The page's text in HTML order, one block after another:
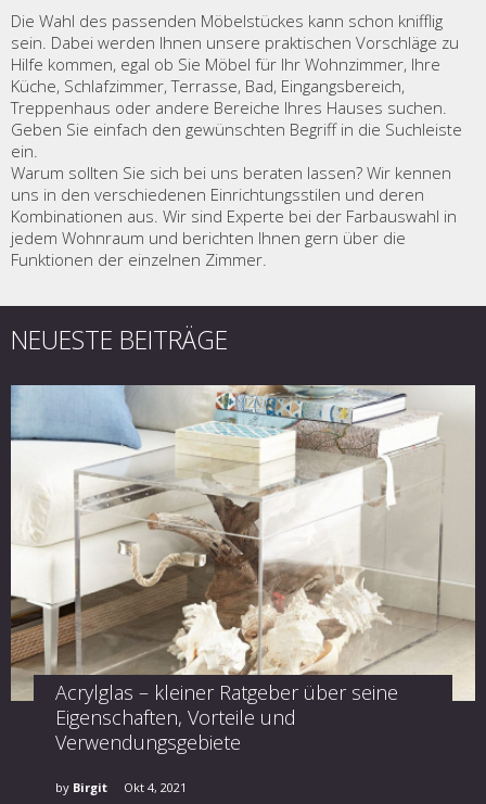
Die Wahl des passenden Möbelstückes kann schon knifflig
sein. Dabei werden Ihnen unsere praktischen Vorschläge zu
Hilfe kommen, egal ob Sie Möbel für Ihr Wohnzimmer, Ihre
Küche, Schlafzimmer, Terrasse, Bad, Eingangsbereich,
Treppenhaus oder andere Bereiche Ihres Hauses suchen.
Geben Sie einfach den gewünschten Begriff in die Suchleiste
ein.
Warum sollten Sie sich bei uns beraten lassen? Wir kennen
uns in den verschiedenen Einrichtungsstilen und deren
Kombinationen aus. Wir sind Experte bei der Farbauswahl in
jedem Wohnraum und berichten Ihnen gern über die
Funktionen der einzelnen Zimmer.
NEUESTE BEITRÄGE
Acrylglas – kleiner Ratgeber über seine
Eigenschaften, Vorteile und
Verwendungsgebiete
by Birgit Okt 4, 2021